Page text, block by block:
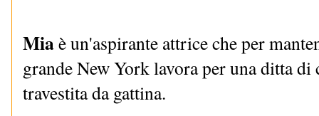
Miaè un'aspirante attrice che per
grande New York lavora per una ditta
travestita da gattina.